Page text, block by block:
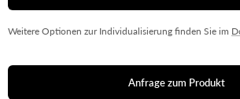
Weitere Optionen zur Individualisierung finden Sie im
Anfrage zum Produkt